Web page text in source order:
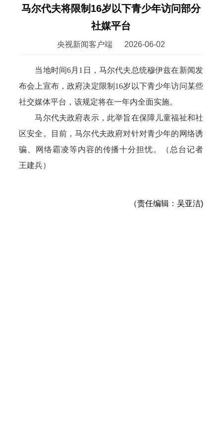
马尔代夫将限制16岁以下青少年访问部分
社媒平台
央视新闻客户端 2026-06-02
当地时间6月1日，马尔代夫总统穆伊兹在新闻发
布会上宣布，政府决定限制16岁以下青少年访问某些
社交媒体平台，该规定将在一年内全面实施。
马尔代夫政府表示，此举旨在保障儿童福祉和社
区安全。目前，马尔代夫政府对针对青少年的网络诱
骗、网络霸凌等内容的传播十分担忧。（总台记者
王建兵）
（责任编辑：吴亚洁)